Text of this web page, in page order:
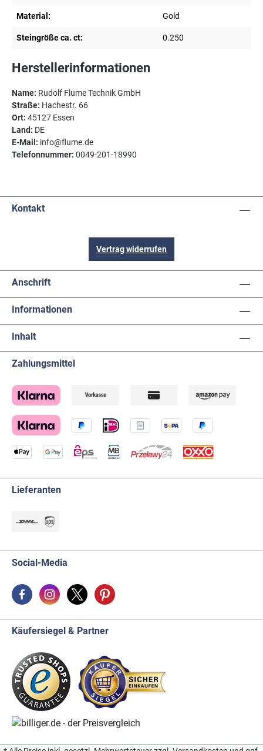
Material: Gold
Steingröße ca. ct: 0.250
Herstellerinformationen
Name: Rudolf Flume Technik GmbH
Straße: Hachestr. 66
Ort: 45127 Essen
Land: DE
E-Mail: info@flume.de
Telefonnummer: 0049-201-18990
Kontakt
Vertrag widerrufen
Anschrift
Informationen
Inhalt
Zahlungsmittel
Lieferanten
Social-Media
Käufersiegel & Partner